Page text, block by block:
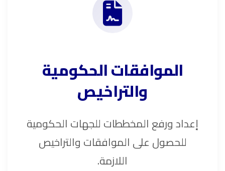
الموافقات الحكومية
والتراخيص
إعداد ورفع المخططات للجهات الحكومية
للحصول على الموافقات والتراخيص
اللازمة.